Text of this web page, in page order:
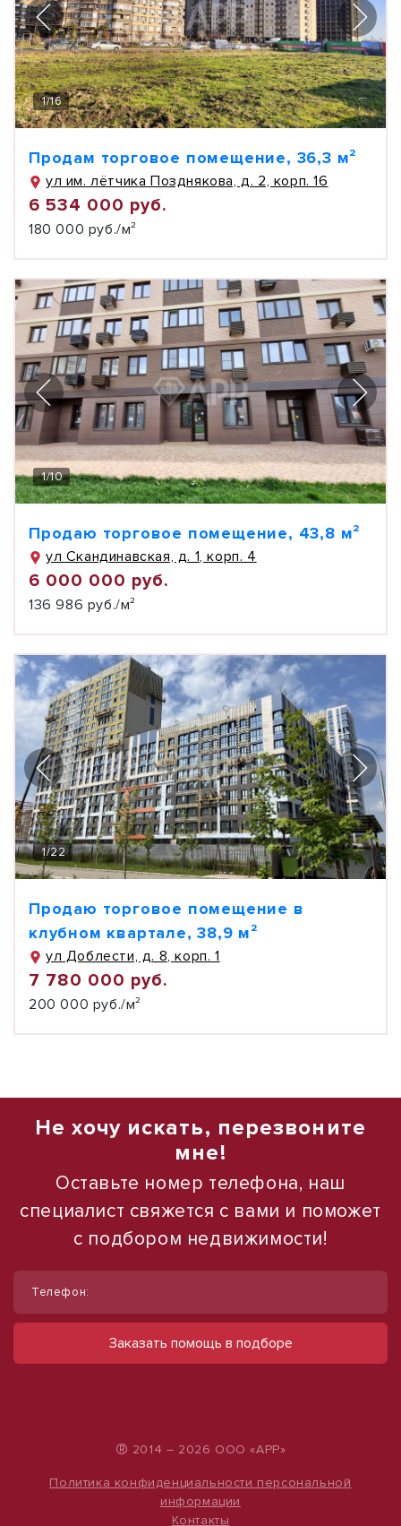
1/16
Продам торговое помещение, 36,3 м²
ул им. лётчика Позднякова, д. 2, корп. 16
6 534 000 руб.
180 000 руб./м²
1/10
Продаю торговое помещение, 43,8 м²
ул Скандинавская, д. 1, корп. 4
6 000 000 руб.
136 986 руб./м²
1/22
Продаю торговое помещение в
клубном квартале, 38,9 м²
ул Доблести, д. 8, корп. 1
7 780 000 руб.
200 000 руб./м²
Не хочу искать, перезвоните
мне!
Оставьте номер телефона, наш
специалист свяжется с вами и поможет
с подбором недвижимости!
Телефон:
Заказать помощь в подборе
® 2014 – 2026 ООО «АРР»
Политика конфиденциальности персональной
информации
Контакты